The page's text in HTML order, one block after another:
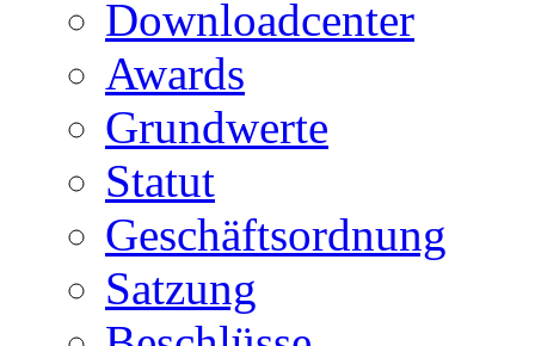
Downloadcenter
Awards
Grundwerte
Statut
Geschäftsordnung
Satzung